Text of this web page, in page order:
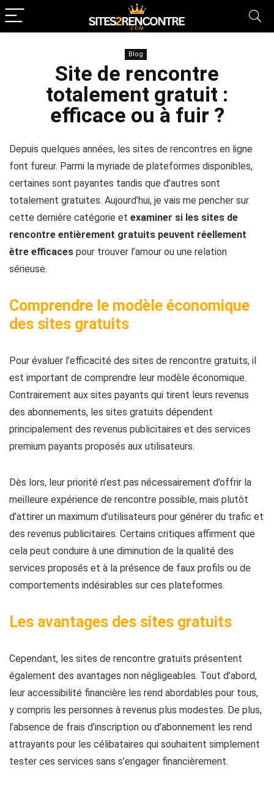
Blog
Site de rencontre
totalement gratuit :
efficace ou à fuir ?
Depuis quelques années, les sites de rencontres en ligne
font fureur. Parmi la myriade de plateformes disponibles,
certaines sont payantes tandis que d’autres sont
totalement gratuites. Aujourd’hui, je vais me pencher sur
cette dernière catégorie et examiner si les sites de
rencontre entièrement gratuits peuvent réellement
être efficaces pour trouver l’amour ou une relation
sérieuse.
Comprendre le modèle économique
des sites gratuits
Pour évaluer l’efficacité des sites de rencontre gratuits, il
est important de comprendre leur modèle économique.
Contrairement aux sites payants qui tirent leurs revenus
des abonnements, les sites gratuits dépendent
principalement des revenus publicitaires et des services
premium payants proposés aux utilisateurs.
Dès lors, leur priorité n’est pas nécessairement d’offrir la
meilleure expérience de rencontre possible, mais plutôt
d’attirer un maximum d’utilisateurs pour générer du trafic et
des revenus publicitaires. Certains critiques affirment que
cela peut conduire à une diminution de la qualité des
services proposés et à la présence de faux profils ou de
comportements indésirables sur ces plateformes.
Les avantages des sites gratuits
Cependant, les sites de rencontre gratuits présentent
également des avantages non négligeables. Tout d’abord,
leur accessibilité financière les rend abordables pour tous,
y compris les personnes à revenus plus modestes. De plus,
l’absence de frais d’inscription ou d’abonnement les rend
attrayants pour les célibataires qui souhaitent simplement
tester ces services sans s’engager financièrement.